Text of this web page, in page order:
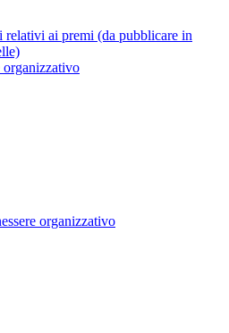
relativi ai premi (da pubblicare in
organizzativo
organizzativo